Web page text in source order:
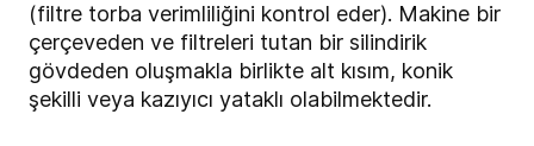
(filtre torba verimliliğini kontrol eder). Makine bir
çerçeveden ve filtreleri tutan bir silindirik
gövdeden oluşmakla birlikte alt kısım, konik
şekilli veya kazıyıcı yataklı olabilmektedir.